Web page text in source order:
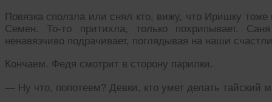
Повязка сползла или снял кто, вижу, что Иришку
Семен. То-то притихла, только похрипывает.
ненавязчиво подрачивает, поглядывая на наши
Кончаем. Федя смотрит в сторону парилки.
— Ну что, попотеем? Девки, кто умет делать тайский